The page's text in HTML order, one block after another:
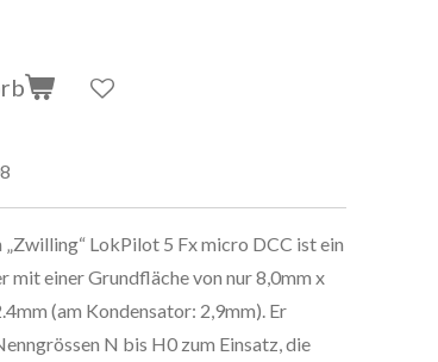
LokPilot 5 Fx micro DCC ist ein
einer Grundfläche von nur 8,0mm x
(am Kondensator: 2,9mm). Er
N bis H0 zum Einsatz, die